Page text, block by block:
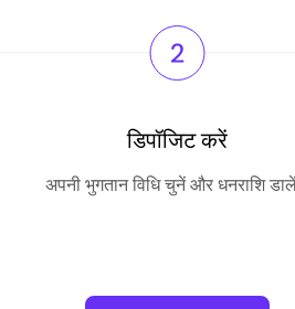
डिपॉजिट करें
अपनी भुगतान विधि चुनें और धनराशि